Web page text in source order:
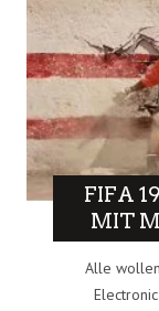
FIFA
MIT
Alle wollen